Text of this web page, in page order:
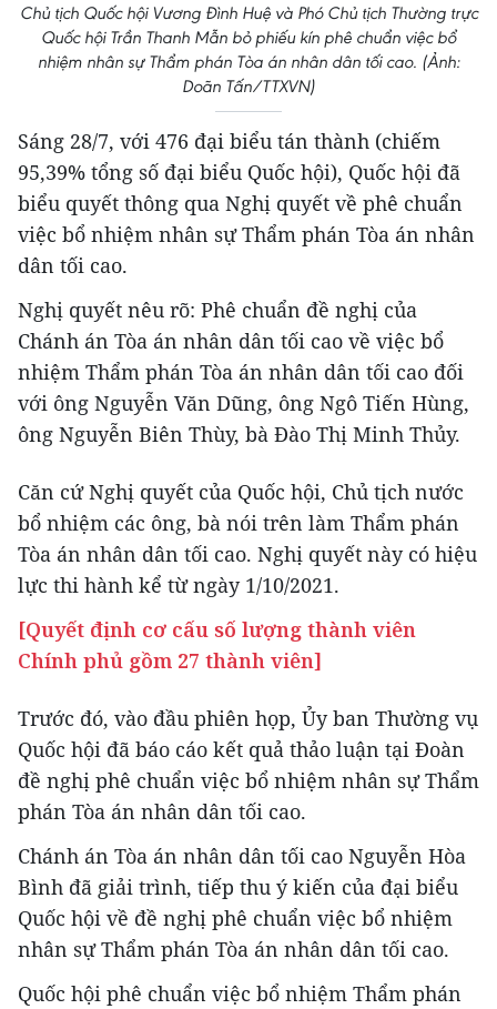
Chủ tịch Quốc hội Vương Đình Huệ và Phó Chủ tịch Thường trực
Quốc hội Trần Thanh Mẫn bỏ phiếu kín phê chuẩn việc bổ
nhiệm nhân sự Thẩm phán Tòa án nhân dân tối cao. (Ảnh:
Doãn Tấn/TTXVN)
Sáng 28/7, với 476 đại biểu tán thành (chiếm
95,39% tổng số đại biểu Quốc hội), Quốc hội đã
biểu quyết thông qua Nghị quyết về phê chuẩn
việc bổ nhiệm nhân sự Thẩm phán Tòa án nhân
dân tối cao.
Nghị quyết nêu rõ: Phê chuẩn đề nghị của
Chánh án Tòa án nhân dân tối cao về việc bổ
nhiệm Thẩm phán Tòa án nhân dân tối cao đối
với ông Nguyễn Văn Dũng, ông Ngô Tiến Hùng,
ông Nguyễn Biên Thùy, bà Đào Thị Minh Thủy.
Căn cứ Nghị quyết của Quốc hội, Chủ tịch nước
bổ nhiệm các ông, bà nói trên làm Thẩm phán
Tòa án nhân dân tối cao. Nghị quyết này có hiệu
lực thi hành kể từ ngày 1/10/2021.
[Quyết định cơ cấu số lượng thành viên
Chính phủ gồm 27 thành viên]
Trước đó, vào đầu phiên họp, Ủy ban Thường vụ
Quốc hội đã báo cáo kết quả thảo luận tại Đoàn
đề nghị phê chuẩn việc bổ nhiệm nhân sự Thẩm
phán Tòa án nhân dân tối cao.
Chánh án Tòa án nhân dân tối cao Nguyễn Hòa
Bình đã giải trình, tiếp thu ý kiến của đại biểu
Quốc hội về đề nghị phê chuẩn việc bổ nhiệm
nhân sự Thẩm phán Tòa án nhân dân tối cao.
Quốc hội phê chuẩn việc bổ nhiệm Thẩm phán